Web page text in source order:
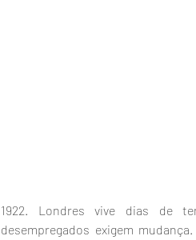
1922. Londres vive dias de
desempregados exigem